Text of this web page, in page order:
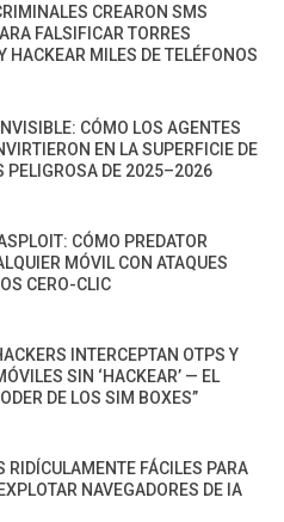
CREARON SMS
FALSIFICAR TORRES
HACKEAR MILES DE TELÉFONOS
CÓMO LOS AGENTES
EN LA SUPERFICIE DE
PELIGROSA DE 2025–2026
CÓMO PREDATOR
MÓVIL CON ATAQUES
CERO-CLIC
INTERCEPTAN OTPS Y
SIN ‘HACKEAR’ — EL
DE LOS SIM BOXES”
RIDÍCULAMENTE FÁCILES PARA
NAVEGADORES DE IA